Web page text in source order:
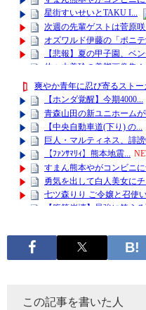
この記事を書いた人